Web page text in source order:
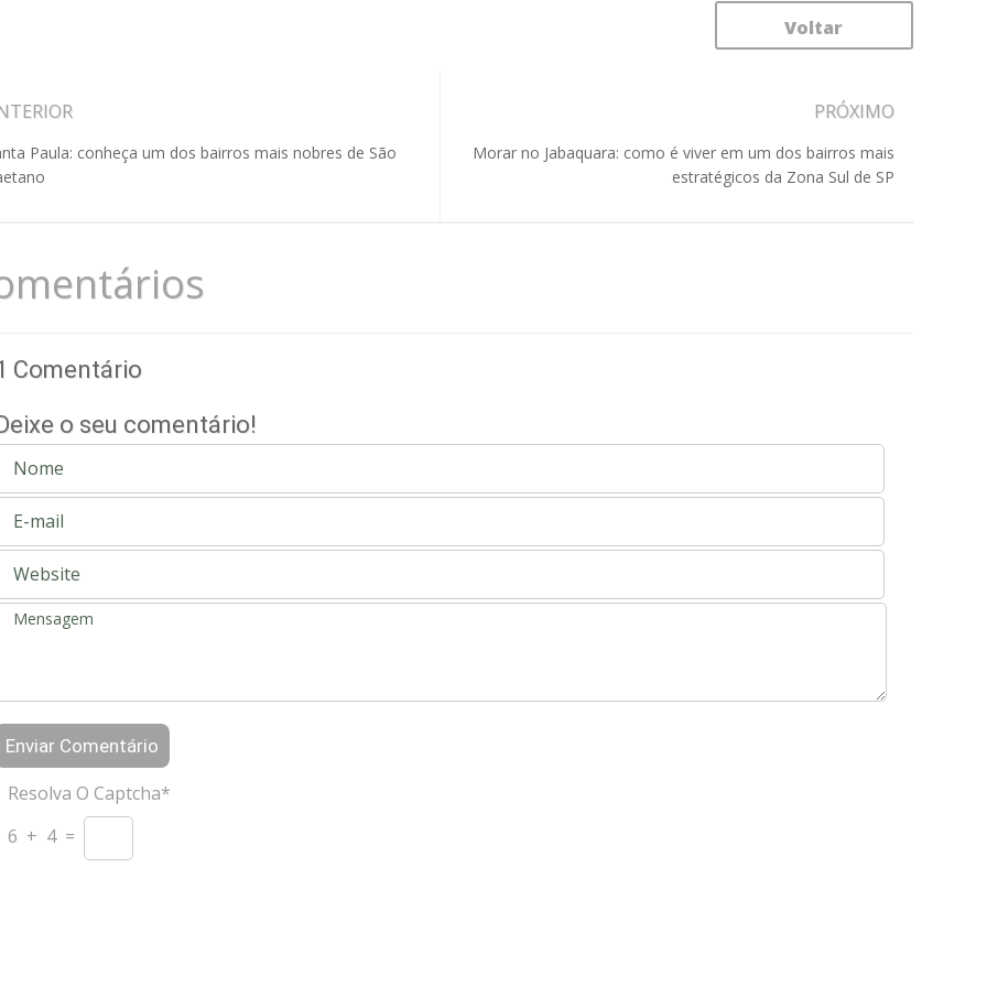
Voltar
Paula: conheça um dos bairros mais nobres de São
PRÓXIMO
Morar no Jabaquara: como é viver em um dos bairros mais
estratégicos da Zona Sul de SP
Comentário
o seu comentário!
Resolva O Captcha*
6 + 4 =